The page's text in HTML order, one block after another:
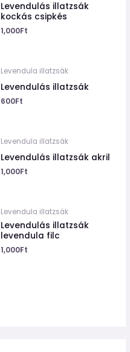
Levendulás illatzsák
kockás csipkés
1,000Ft
Levendula illatzsák
Levendulás illatzsák
600Ft
Levendula illatzsák
Levendulás illatzsák akril
1,000Ft
Levendula illatzsák
Levendulás illatzsák
levendula filc
1,000Ft